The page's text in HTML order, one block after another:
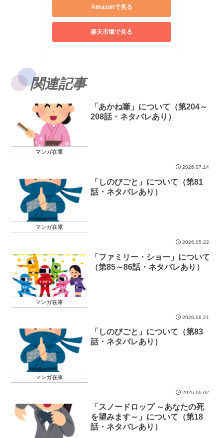
Amazonで見る
楽天市場で見る
関連記事
マンガ在庫
「あかね噺」について（第204～
208話・ネタバレあり）
2026.07.14
マンガ在庫
「しのびごと」について（第81
話・ネタバレあり）
2026.05.22
マンガ在庫
「ファミリー・ショー」について
（第85～86話・ネタバレあり）
2026.06.21
マンガ在庫
「しのびごと」について（第83
話・ネタバレあり）
2026.06.02
「スノードロップ ～あなたの死
を望みます～」について（第18
話・ネタバレあり）